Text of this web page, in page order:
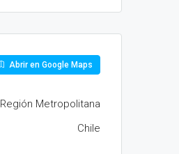
Abrir en Google Maps
Región Metropolitana
Chile